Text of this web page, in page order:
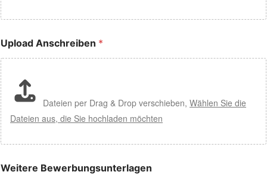
Upload Anschreiben *
Dateien per Drag & Drop verschieben, Wählen Sie die
Dateien aus, die Sie hochladen möchten
Weitere Bewerbungsunterlagen